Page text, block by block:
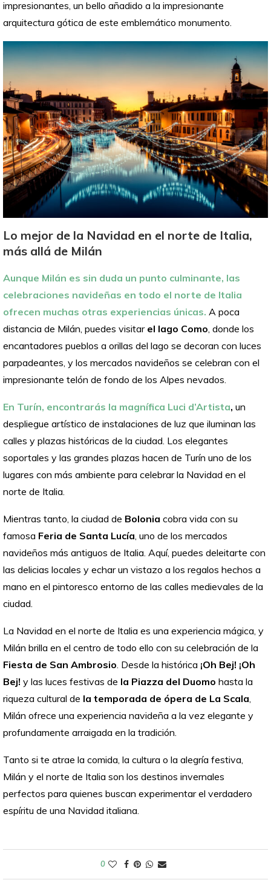
impresionantes, un bello añadido a la impresionante
arquitectura gótica de este emblemático monumento.
Lo mejor de la Navidad en el norte de Italia,
más allá de Milán
Aunque Milán es sin duda un punto culminante, las
celebraciones navideñas en todo el norte de Italia
ofrecen muchas otras experiencias únicas. A poca
distancia de Milán, puedes visitar el lago Como, donde los
encantadores pueblos a orillas del lago se decoran con luces
parpadeantes, y los mercados navideños se celebran con el
impresionante telón de fondo de los Alpes nevados.
En Turín, encontrarás la magnífica Luci d’Artista, un
despliegue artístico de instalaciones de luz que iluminan las
calles y plazas históricas de la ciudad. Los elegantes
soportales y las grandes plazas hacen de Turín uno de los
lugares con más ambiente para celebrar la Navidad en el
norte de Italia.
Mientras tanto, la ciudad de Bolonia cobra vida con su
famosa Feria de Santa Lucía, uno de los mercados
navideños más antiguos de Italia. Aquí, puedes deleitarte con
las delicias locales y echar un vistazo a los regalos hechos a
mano en el pintoresco entorno de las calles medievales de la
ciudad.
La Navidad en el norte de Italia es una experiencia mágica, y
Milán brilla en el centro de todo ello con su celebración de la
Fiesta de San Ambrosio. Desde la histórica ¡Oh Bej! ¡Oh
Bej! y las luces festivas de la Piazza del Duomo hasta la
riqueza cultural de la temporada de ópera de La Scala,
Milán ofrece una experiencia navideña a la vez elegante y
profundamente arraigada en la tradición.
Tanto si te atrae la comida, la cultura o la alegría festiva,
Milán y el norte de Italia son los destinos invernales
perfectos para quienes buscan experimentar el verdadero
espíritu de una Navidad italiana.
0